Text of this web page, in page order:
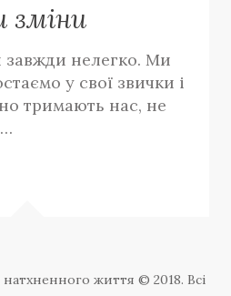
нелегко. Ми
у свої звички і
тримають нас, не
натхненного життя © 2018. Всі